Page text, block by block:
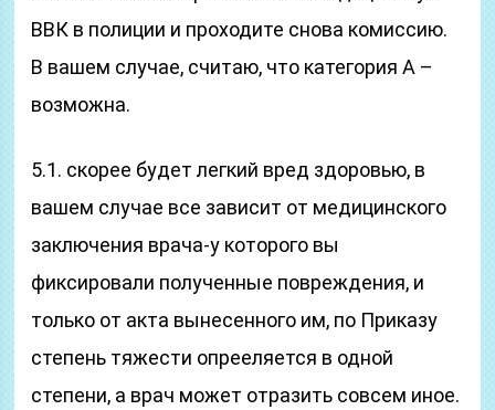
ВВК в полиции и проходите снова комиссию.
В вашем случае, считаю, что категория А –
возможна.
5.1. скорее будет легкий вред здоровью, в
вашем случае все зависит от медицинского
заключения врача-у которого вы
фиксировали полученные повреждения, и
только от акта вынесенного им, по Приказу
степень тяжести опрееляется в одной
степени, а врач может отразить совсем иное.